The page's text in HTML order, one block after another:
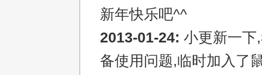
新年快乐吧^^
2013-01-24: 小更新一下
备使用问题,临时加入了